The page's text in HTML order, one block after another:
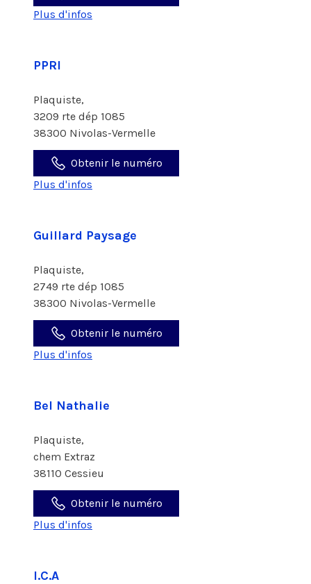
Plus d'infos
PPRI
Plaquiste,
3209 rte dép 1085
38300 Nivolas-Vermelle
Obtenir le numéro
Plus d'infos
Guillard Paysage
Plaquiste,
2749 rte dép 1085
38300 Nivolas-Vermelle
Obtenir le numéro
Plus d'infos
Bel Nathalie
Plaquiste,
chem Extraz
38110 Cessieu
Obtenir le numéro
Plus d'infos
I.C.A